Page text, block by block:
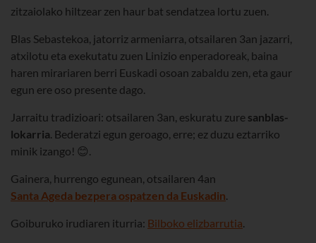
zitzaiolako hiltzear zen haur bat sendatzea lortu zuen.
Blas Sebastekoa, jatorriz armeniarra, otsailaren 3an jazarri,
atxilotu eta exekutatu zuen Linizio enperadoreak, baina
haren mirariaren berri Euskadi osoan zabaldu zen, eta gaur
egun ere oso presente dago.
Jarraitu tradizioari: otsailaren 3an, eskuratu zure sanblas-
lokarria. Bederatzi egun geroago, erre; ez duzu eztarriko
minik izango! 😊.
Gainera, hurrengo egunean, otsailaren 4an
Santa Ageda bezpera ospatzen da Euskadin.
Goiburuko irudiaren iturria: Bilboko elizbarrutia.